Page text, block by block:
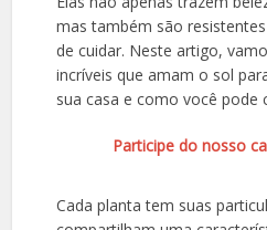
mas também são
de cuidar. Neste artigo,
incríveis que amam o sol
sua casa e como você pode
Participe do nosso
Cada planta tem suas